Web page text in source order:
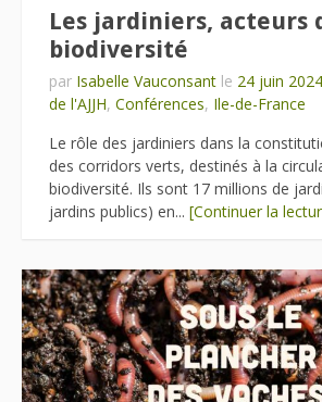
Les jardiniers, acteurs
biodiversité
par Isabelle Vauconsant le 24 juin 2024
de l'AJJH, Conférences, Ile-de-France
Le rôle des jardiniers dans la
des corridors verts, destinés à la
biodiversité. Ils sont 17 millions de
jardins publics) en... [Continuer la